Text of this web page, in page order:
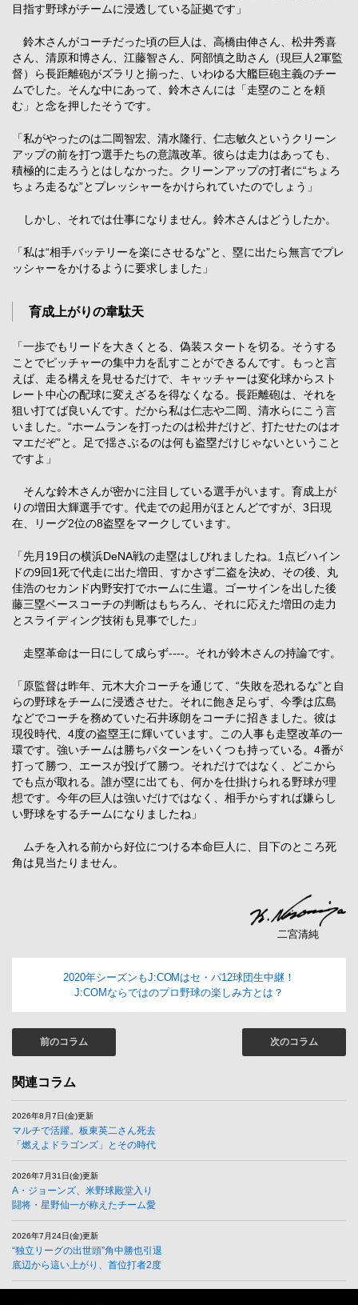
目指す野球がチームに浸透している証拠です」
鈴木さんがコーチだった頃の巨人は、高橋由伸さん、松井秀喜
さん、清原和博さん、江藤智さん、阿部慎之助さん（現巨人2軍監
督）ら長距離砲がズラリと揃った、いわゆる大艦巨砲主義のチー
ムでした。そんな中にあって、鈴木さんには「走塁のことを頼
む」と念を押したそうです。
「私がやったのは二岡智宏、清水隆行、仁志敏久というクリーン
アップの前を打つ選手たちの意識改革。彼らは走力はあっても、
積極的に走ろうとはしなかった。クリーンアップの打者に“ちょろ
ちょろ走るな”とプレッシャーをかけられていたのでしょう」
しかし、それでは仕事になりません。鈴木さんはどうしたか。
「私は“相手バッテリーを楽にさせるな”と、塁に出たら無言でプレ
ッシャーをかけるように要求しました」
育成上がりの韋駄天
「一歩でもリードを大きくとる、偽装スタートを切る。そうする
ことでピッチャーの集中力を乱すことができるんです。もっと言
えば、走る構えを見せるだけで、キャッチャーは変化球からスト
レート中心の配球に変えざるを得なくなる。長距離砲は、それを
狙い打てば良いんです。だから私は仁志や二岡、清水らにこう言
いました。“ホームランを打ったのは松井だけど、打たせたのはオ
マエだぞ”と。足で揺さぶるのは何も盗塁だけじゃないということ
ですよ」
そんな鈴木さんが密かに注目している選手がいます。育成上が
りの増田大輝選手です。代走での起用がほとんどですが、3日現
在、リーグ2位の8盗塁をマークしています。
「先月19日の横浜DeNA戦の走塁はしびれましたね。1点ビハイン
ドの9回1死で代走に出た増田、すかさず二盗を決め、その後、丸
佳浩のセカンド内野安打でホームに生還。ゴーサインを出した後
藤三塁ベースコーチの判断はもちろん、それに応えた増田の走力
とスライディング技術も見事でした」
走塁革命は一日にして成らず----。それが鈴木さんの持論です。
「原監督は昨年、元木大介コーチを通じて、“失敗を恐れるな”と自
らの野球をチームに浸透させた。それに飽き足らず、今季は広島
などでコーチを務めていた石井琢朗をコーチに招きました。彼は
現役時代、4度の盗塁王に輝いています。この人事も走塁改革の一
環です。強いチームは勝ちパターンをいくつも持っている。4番が
打って勝つ、エースが投げて勝つ。それだけではなく、どこから
でも点が取れる。誰が塁に出ても、何かを仕掛けられる野球が理
想です。今年の巨人は強いだけではなく、相手からすれば嫌らし
い野球をするチームになりましたね」
ムチを入れる前から好位につける本命巨人に、目下のところ死
角は見当たりません。
二宮清純
2020年シーズンもJ:COMはセ・パ12球団生中継！
J:COMならではのプロ野球の楽しみ方とは？
前のコラム 次のコラム
関連コラム
2026年8月7日(金)更新
マルチで活躍。板東英二さん死去
「燃えよドラゴンズ」とその時代
2026年7月31日(金)更新
A・ジョーンズ、米野球殿堂入り
闘将・星野仙一が称えたチーム愛
2026年7月24日(金)更新
“独立リーグの出世頭”角中勝也引退
底辺から這い上がり、首位打者2度